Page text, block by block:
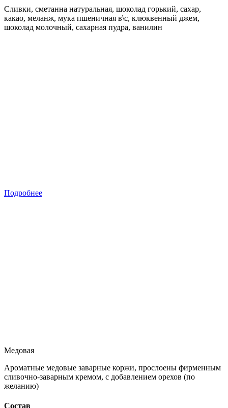
Сливки, сметанна натуральная, шоколад горький, сахар,
какао, меланж, мука пшеничная в\с, клюквенный джем,
шоколад молочный, сахарная пудра, ванилин
Подробнее
Медовая
Ароматные медовые заварные коржи, прослоены фирменным
сливочно-заварным кремом, с добавлением орехов (по
желанию)
Состав